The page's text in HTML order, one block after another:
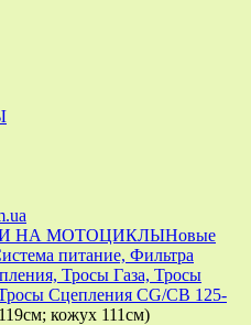
НА МОТОЦИКЛЫНовые
питание, Фильтра
Тросы Газа, Тросы
Сцепления CG/CB 125-
кожух 111см)